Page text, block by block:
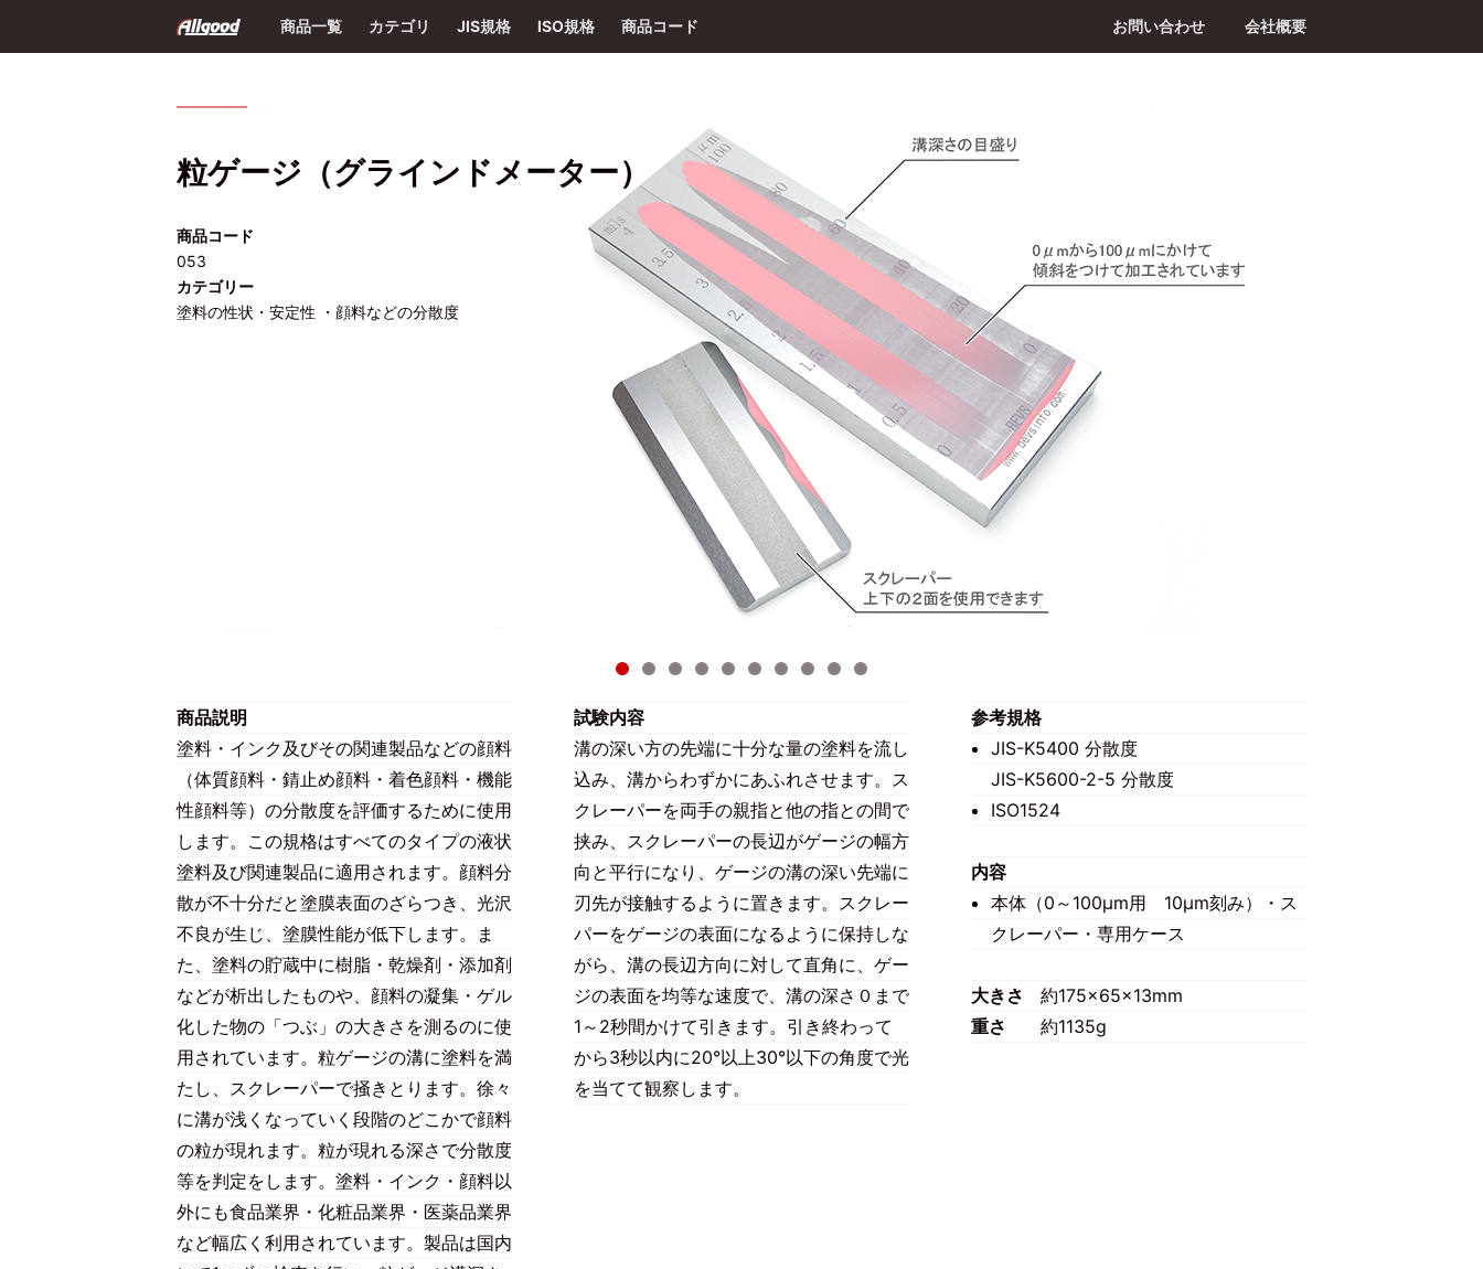
商品一覧 カテゴリ JIS規格 ISO規格 商品コード 会社概要
お問い合わせ
粒ゲージ（グラインドメーター）
商品コード
053
カテゴリー
塗料の性状・安定性 ・顔料などの分散度
商品説明
塗料・インク及びその関連製品などの顔料
（体質顔料・錆止め顔料・着色顔料・機能
性顔料等）の分散度を評価するために使用
します。この規格はすべてのタイプの液状
塗料及び関連製品に適用されます。顔料分
散が不十分だと塗膜表面のざらつき、光沢
不良が生じ、塗膜性能が低下します。ま
た、塗料の貯蔵中に樹脂・乾燥剤・添加剤
などが析出したものや、顔料の凝集・ゲル
化した物の「つぶ」の大きさを測るのに使
用されています。粒ゲージの溝に塗料を満
たし、スクレーパーで掻きとります。徐々
に溝が浅くなっていく段階のどこかで顔料
の粒が現れます。粒が現れる深さで分散度
等を判定をします。塗料・インク・顔料以
外にも食品業界・化粧品業界・医薬品業界
など幅広く利用されています。製品は国内
試験内容
溝の深い方の先端に十分な量の塗料を流し
込み、溝からわずかにあふれさせます。ス
クレーパーを両手の親指と他の指との間で
挟み、スクレーパーの長辺がゲージの幅方
向と平行になり、ゲージの溝の深い先端に
刃先が接触するように置きます。スクレー
パーをゲージの表面になるように保持しな
がら、溝の長辺方向に対して直角に、ゲー
ジの表面を均等な速度で、溝の深さ０まで
1～2秒間かけて引きます。引き終わって
から3秒以内に20°以上30°以下の角度で光
を当てて観察します。
参考規格
JIS-K5400 分散度
JIS-K5600-2-5 分散度
ISO1524
内容
本体（0～100μm用 10μm刻み）・ス
クレーパー・専用ケース
大きさ
約175×65×13mm
重さ
約1135g